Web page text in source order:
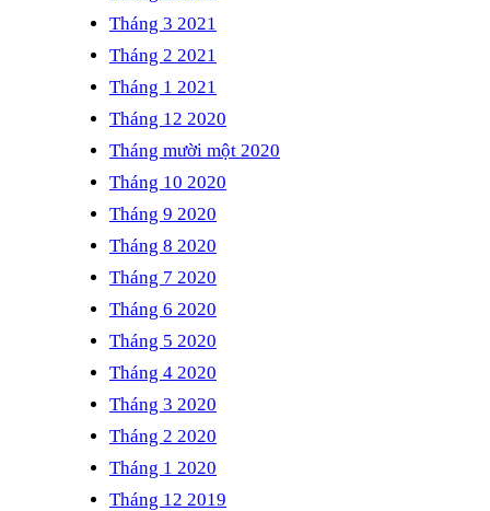
Tháng 3 2021
Tháng 2 2021
Tháng 1 2021
Tháng 12 2020
Tháng mười một 2020
Tháng 10 2020
Tháng 9 2020
Tháng 8 2020
Tháng 7 2020
Tháng 6 2020
Tháng 5 2020
Tháng 4 2020
Tháng 3 2020
Tháng 2 2020
Tháng 1 2020
Tháng 12 2019